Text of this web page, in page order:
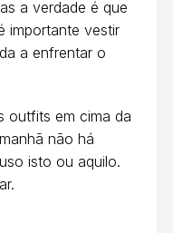
a verdade é que
importante vestir
a enfrentar o
outfits em cima da
não há
isto ou aquilo.